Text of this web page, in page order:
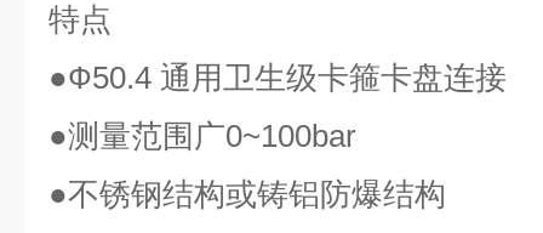
特点
●Ф50.4 通用卫生级卡箍卡盘连接
●测量范围广0~100bar
●不锈钢结构或铸铝防爆结构